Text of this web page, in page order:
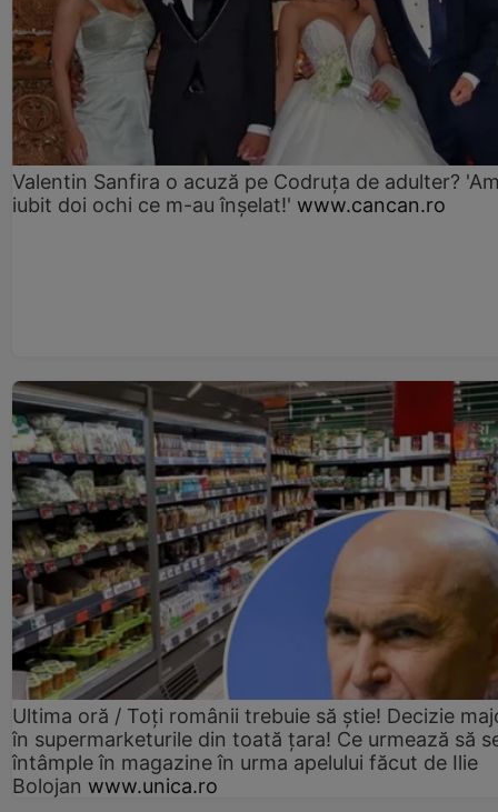
Valentin Sanfira o acuză pe Codruța de adulter?
iubit doi ochi ce m-au înșelat!' www.cancan.ro
Ultima oră / Toți românii trebuie să știe! Decizie
în supermarketurile din toată țara! Ce urmează să
întâmple în magazine în urma apelului făcut de Ilie
Bolojan www.unica.ro